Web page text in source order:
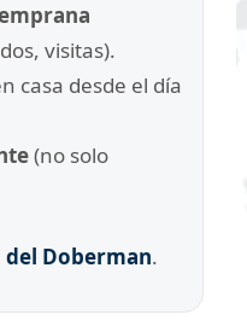
visitas).
casa desde el día
(no solo
del Doberman.